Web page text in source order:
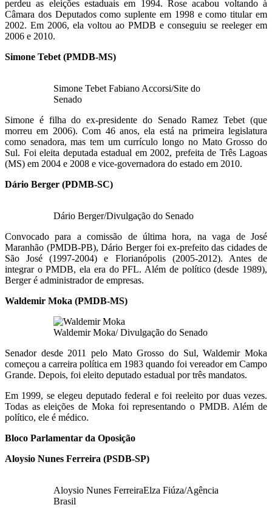
perdeu as eleições estaduais em 1994. Rose acabou voltando à
Câmara dos Deputados como suplente em 1998 e como titular em
2002. Em 2006, ela voltou ao PMDB e conseguiu se reeleger em
2006 e 2010.
Simone Tebet (PMDB-MS)
Simone Tebet Fabiano Accorsi/Site do
Senado
Simone é filha do ex-presidente do Senado Ramez Tebet (que
morreu em 2006). Com 46 anos, ela está na primeira legislatura
como senadora, mas tem um currículo longo no Mato Grosso do
Sul. Foi eleita deputada estadual em 2002, prefeita de Três Lagoas
(MS) em 2004 e 2008 e vice-governadora do estado em 2010.
Dário Berger (PDMB-SC)
Dário Berger/Divulgação do Senado
Convocado para a comissão de última hora, na vaga de José
Maranhão (PMDB-PB), Dário Berger foi ex-prefeito das cidades de
São José (1997-2004) e Florianópolis (2005-2012). Antes de
integrar o PMDB, ela era do PFL. Além de político (desde 1989),
Berger é administrador de empresas.
Waldemir Moka (PMDB-MS)
Waldemir Moka/ Divulgação do Senado
Senador desde 2011 pelo Mato Grosso do Sul, Waldemir Moka
começou a carreira política em 1983 quando foi vereador em Campo
Grande. Depois, foi eleito deputado estadual por três mandatos.
Em 1999, se elegeu deputado federal e foi reeleito por duas vezes.
Todas as eleições de Moka foi representando o PMDB. Além de
político, ele é médico.
Bloco Parlamentar da Oposição
Aloysio Nunes Ferreira (PSDB-SP)
Aloysio Nunes FerreiraElza Fiúza/Agência
Brasil